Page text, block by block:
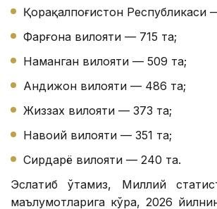
Қорақалпоғистон Республикаси
Фарғона вилояти — 715 та;
Наманган вилояти — 509 та;
Андижон вилояти — 486 та;
Жиззах вилояти — 373 та;
Навоий вилояти — 351 та;
Сирдарё вилояти — 240 та.
Эслатиб ўтамиз, Миллий
маълумотларига кўра, 2026